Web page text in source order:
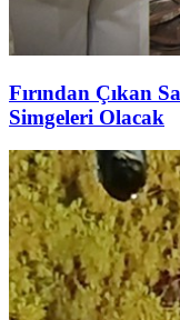
Fırından Çıkan
Simgeleri Olacak